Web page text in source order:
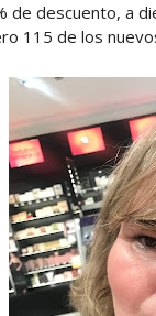
de descuento, a
115 de los